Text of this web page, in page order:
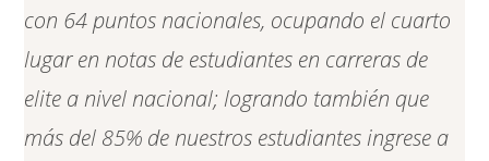
con 64 puntos nacionales, ocupando el cuarto
lugar en notas de estudiantes en carreras de
elite a nivel nacional; logrando también que
más del 85% de nuestros estudiantes ingrese a